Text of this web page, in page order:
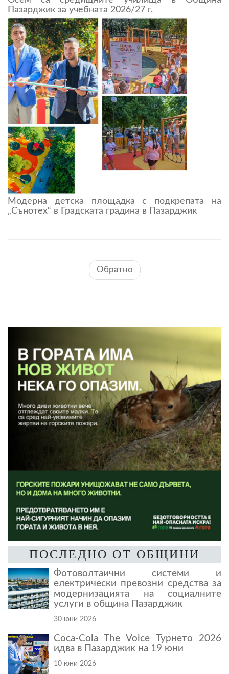
Пазарджик за учебната 2026/27 г.
Модерна детска площадка с подкрепата на
„Сънотех“ в Градската градина в Пазарджик
Обратно
ПОСЛЕДНО ОТ ОБЩИНИ
Фотоволтаични системи и
електрически превозни средства за
модернизацията на социалните
услуги в община Пазарджик
30 юни 2026
Coca-Cola The Voice Турнето 2026
идва в Пазарджик на 19 юни
10 юни 2026